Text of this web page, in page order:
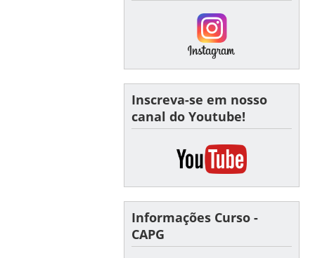
Inscreva-se em nosso
canal do Youtube!
Informações Curso -
CAPG